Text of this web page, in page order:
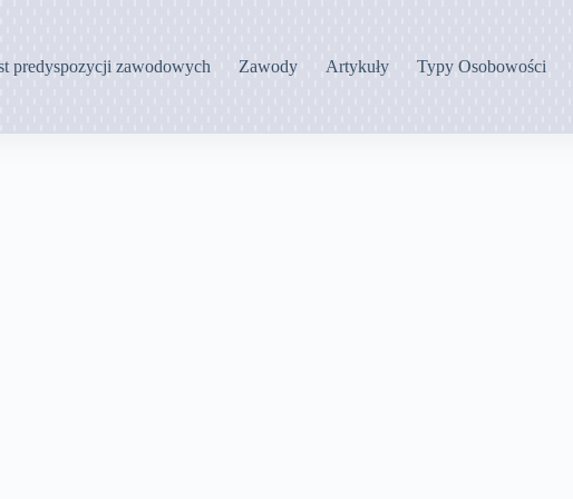
predyspozycji zawodowych Zawody Artykuły Typy Osobowości